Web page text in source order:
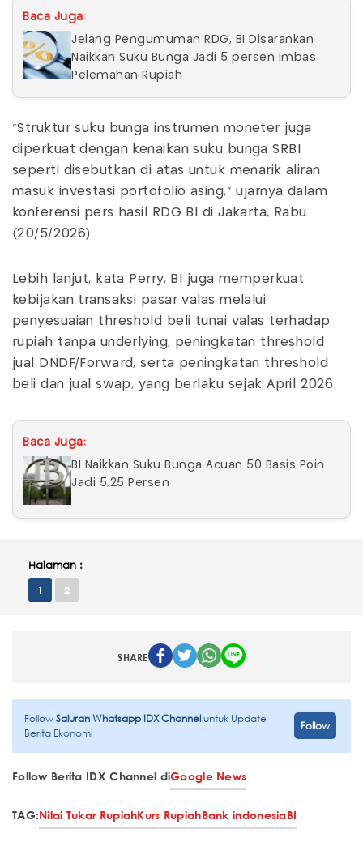
Baca Juga:
Jelang Pengumuman RDG, BI Disarankan
Naikkan Suku Bunga Jadi 5 persen Imbas
Pelemahan Rupiah
"Struktur suku bunga instrumen moneter juga
diperkuat dengan kenaikan suku bunga SRBI
seperti disebutkan di atas untuk menarik aliran
masuk investasi portofolio asing," ujarnya dalam
konferensi pers hasil RDG BI di Jakarta, Rabu
(20/5/2026).
Lebih lanjut, kata Perry, BI juga memperkuat
kebijakan transaksi pasar valas melalui
penyesuaian threshold beli tunai valas terhadap
rupiah tanpa underlying, peningkatan threshold
jual DNDF/Forward, serta peningkatan threshold
beli dan jual swap, yang berlaku sejak April 2026.
Baca Juga:
BI Naikkan Suku Bunga Acuan 50 Basis Poin
Jadi 5,25 Persen
Halaman :
1 2
SHARE
FollowSaluran Whatsapp IDX Channeluntuk Update
Berita Ekonomi
Follow
Follow Berita IDX Channel diGoogle News
TAG:Nilai Tukar RupiahKurs RupiahBank indonesiaBI